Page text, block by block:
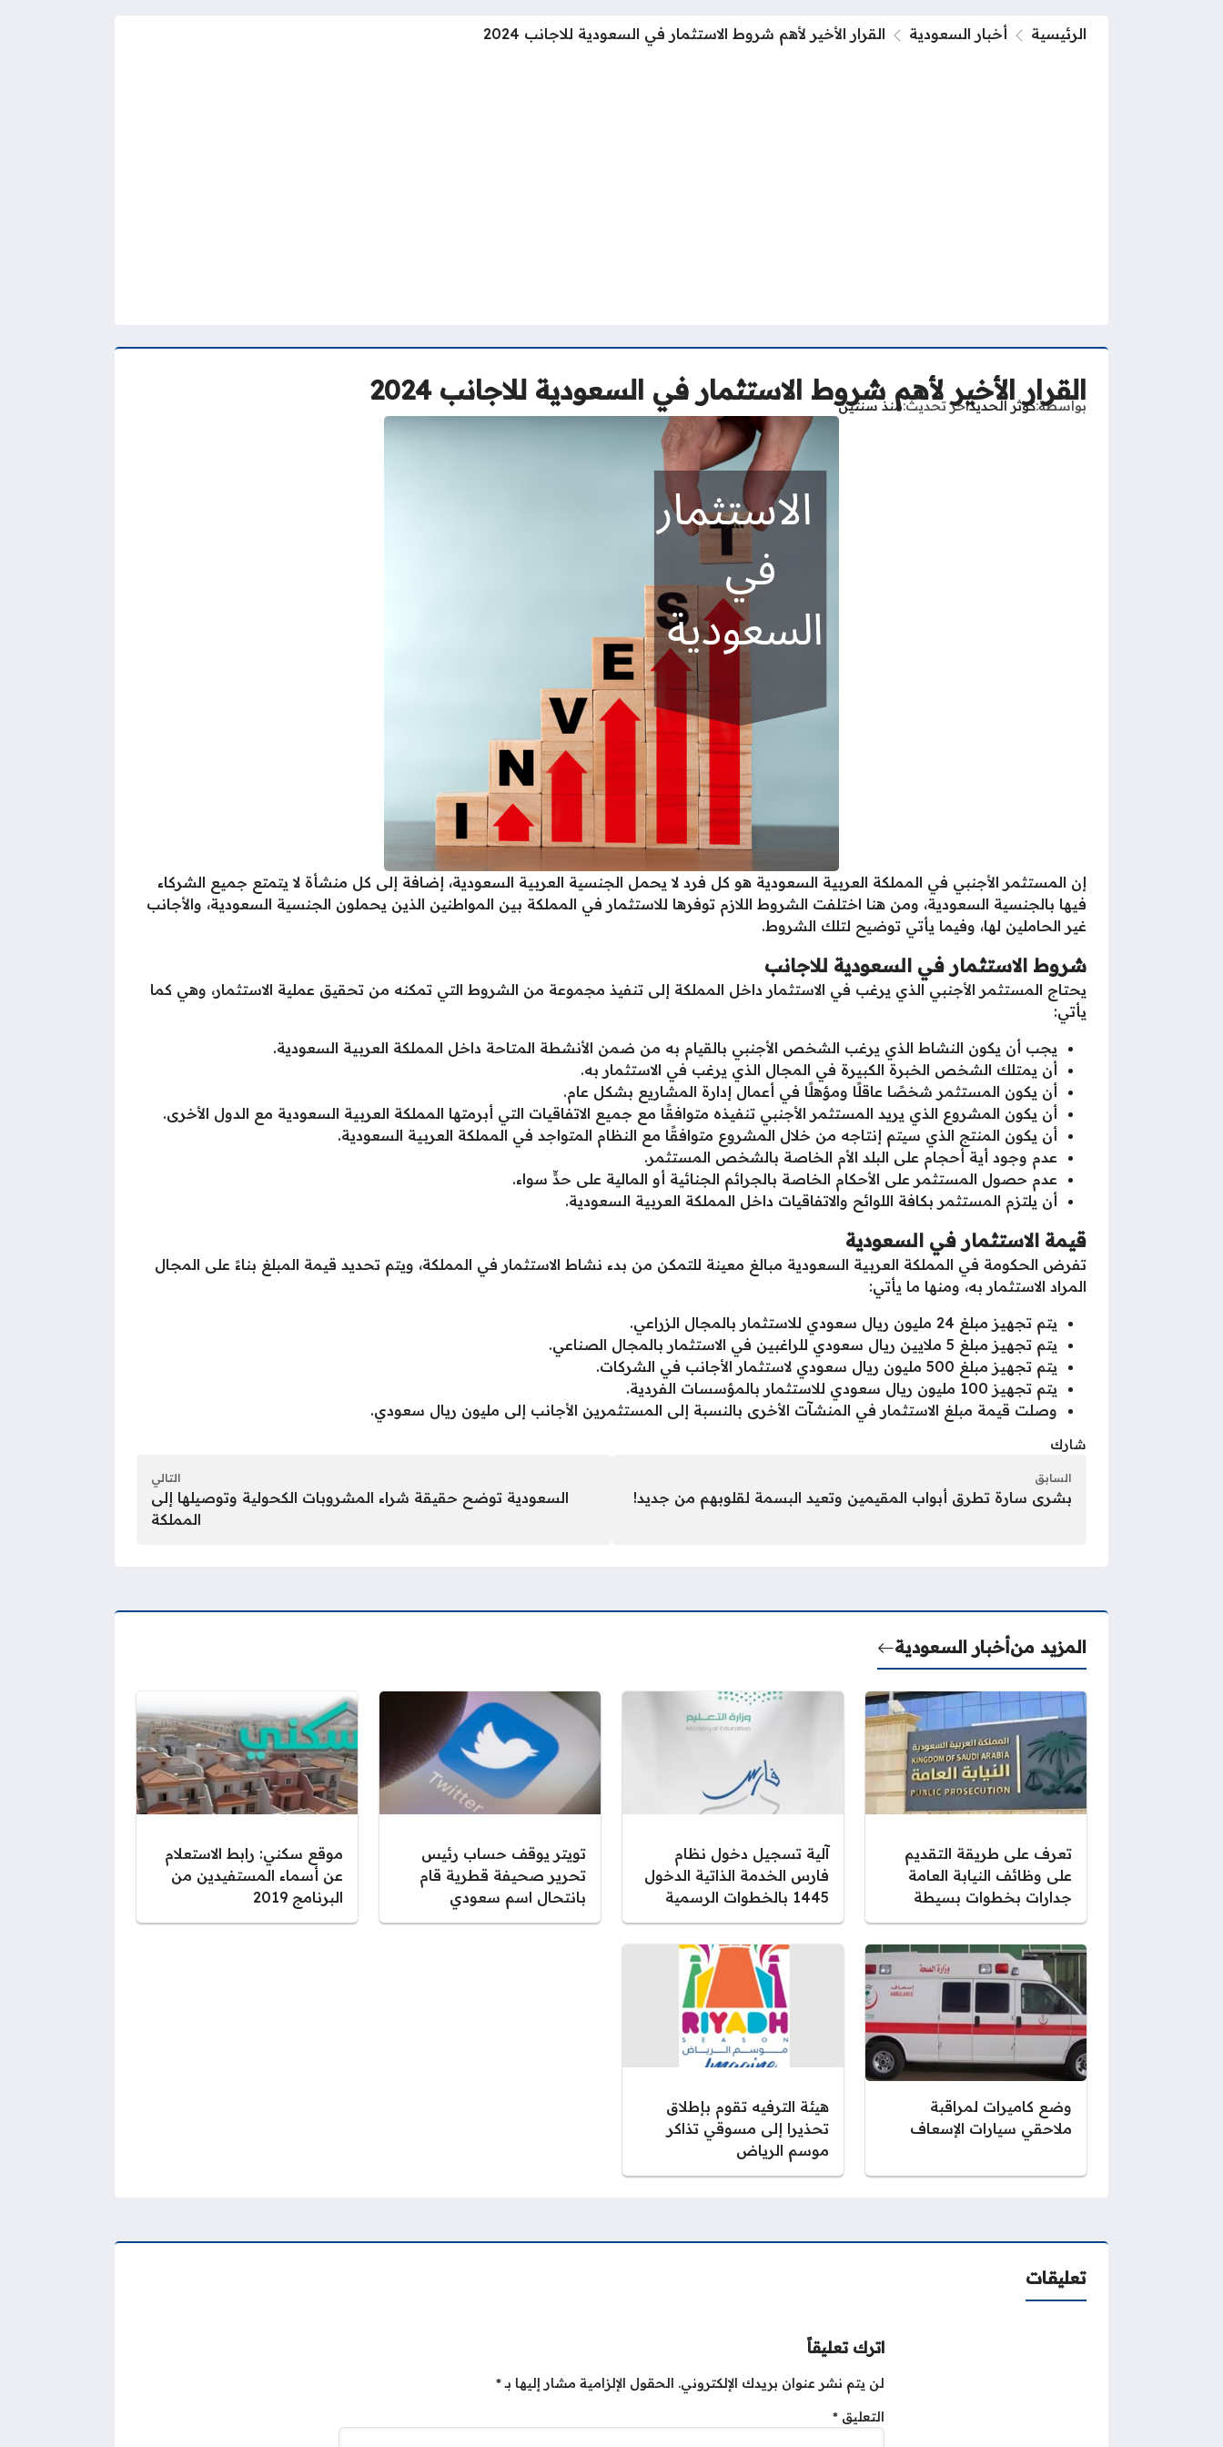
الرئيسية أخبار السعودية القرار الأخير لأهم شروط الاستثمار في السعودية للاجانب 2024
القرار الأخير لأهم شروط الاستثمار في السعودية للاجانب 2024
بواسطةكوثر الحديدآخر تحديث منذ سنتين
إن المستثمر الأجنبي في المملكة العربية السعودية هو كل فرد لا يحمل الجنسية العربية السعودية، إضافة إلى كل منشأة لا يتمتع جميع الشركاء
فيها بالجنسية السعودية، ومن هنا اختلفت الشروط اللازم توفرها للاستثمار في المملكة بين المواطنين الذين يحملون الجنسية السعودية، والأجانب
غير الحاملين لها، وفيما يأتي توضيح لتلك الشروط.
شروط الاستثمار في السعودية للاجانب
يحتاج المستثمر الأجنبي الذي يرغب في الاستثمار داخل المملكة إلى تنفيذ مجموعة من الشروط التي تمكنه من تحقيق عملية الاستثمار، وهي كما
يأتي:
يجب أن يكون النشاط الذي يرغب الشخص الأجنبي بالقيام به من ضمن الأنشطة المتاحة داخل المملكة العربية السعودية.
أن يمتلك الشخص الخبرة الكبيرة في المجال الذي يرغب في الاستثمار به.
أن يكون المستثمر شخصًا عاقلًا ومؤهلًا في أعمال إدارة المشاريع بشكل عام.
أن يكون المشروع الذي يريد المستثمر الأجنبي تنفيذه متوافقًا مع جميع الاتفاقيات التي أبرمتها المملكة العربية السعودية مع الدول الأخرى.
أن يكون المنتج الذي سيتم إنتاجه من خلال المشروع متوافقًا مع النظام المتواجد في المملكة العربية السعودية.
عدم وجود أية أحجام على البلد الأم الخاصة بالشخص المستثمر.
عدم حصول المستثمر على الأحكام الخاصة بالجرائم الجنائية أو المالية على حدٍّ سواء.
أن يلتزم المستثمر بكافة اللوائح والاتفاقيات داخل المملكة العربية السعودية.
قيمة الاستثمار في السعودية
تفرض الحكومة في المملكة العربية السعودية مبالغ معينة للتمكن من بدء نشاط الاستثمار في المملكة، ويتم تحديد قيمة المبلغ بناءً على المجال
المراد الاستثمار به، ومنها ما يأتي:
يتم تجهيز مبلغ 24 مليون ريال سعودي للاستثمار بالمجال الزراعي.
يتم تجهيز مبلغ 5 ملايين ريال سعودي للراغبين في الاستثمار بالمجال الصناعي.
يتم تجهيز مبلغ 500 مليون ريال سعودي لاستثمار الأجانب في الشركات.
يتم تجهيز 100 مليون ريال سعودي للاستثمار بالمؤسسات الفردية.
وصلت قيمة مبلغ الاستثمار في المنشآت الأخرى بالنسبة إلى المستثمرين الأجانب إلى مليون ريال سعودي.
شارك
السابق
بشرى سارة تطرق أبواب المقيمين وتعيد البسمة لقلوبهم من جديد!
التالي
السعودية توضح حقيقة شراء المشروبات الكحولية وتوصيلها إلى
المملكة
المزيد منأخبار السعودية
تعرف على طريقة التقديم
على وظائف النيابة العامة
جدارات بخطوات بسيطة
آلية تسجيل دخول نظام
فارس الخدمة الذاتية الدخول
1445 بالخطوات الرسمية
تويتر يوقف حساب رئيس
تحرير صحيفة قطرية قام
بانتحال اسم سعودي
موقع سكني: رابط الاستعلام
عن أسماء المستفيدين من
البرنامج 2019
وضع كاميرات لمراقبة
ملاحقي سيارات الإسعاف
هيئة الترفيه تقوم بإطلاق
تحذيرا إلى مسوقي تذاكر
موسم الرياض
تعليقات
اترك تعليقاً
لن يتم نشر عنوان بريدك الإلكتروني. الحقول الإلزامية مشار إليها بـ*
التعليق *